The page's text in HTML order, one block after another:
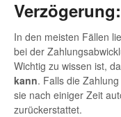
Verzögerung:
In den meisten Fällen
bei der
Wichtig zu wissen ist,
kann. Falls die
sie nach einiger Zeit
zurückerstattet.